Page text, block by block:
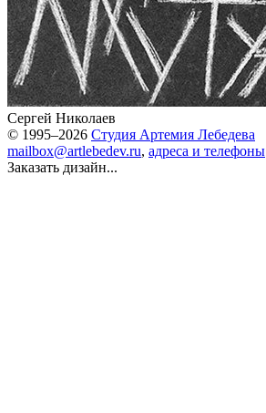
Сергей Николаев
© 1995–2026 Студия Артемия Лебедева
mailbox@artlebedev.ru, адреса и телефоны
Заказать дизайн...